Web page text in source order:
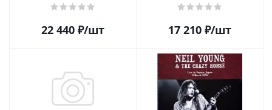
22 440 ₽/шт 17 210 ₽/шт